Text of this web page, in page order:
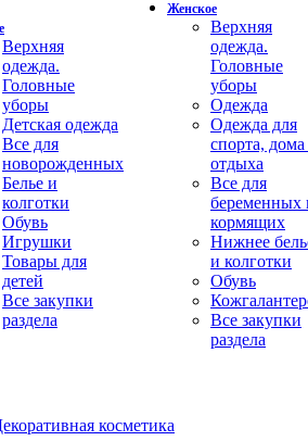
Верхняя
одежда.
Головные
уборы
Детская одежда
Все для
новорожденных
Белье и
колготки
Обувь
Игрушки
Товары для
детей
Все закупки
раздела
Женское
Верхняя
одежда.
Головные
уборы
Одежда
Одежда для
спорта,
отдыха
Все для
беременных
кормящих
Нижнее
и колготки
Обувь
Все закупки
раздела
косметика